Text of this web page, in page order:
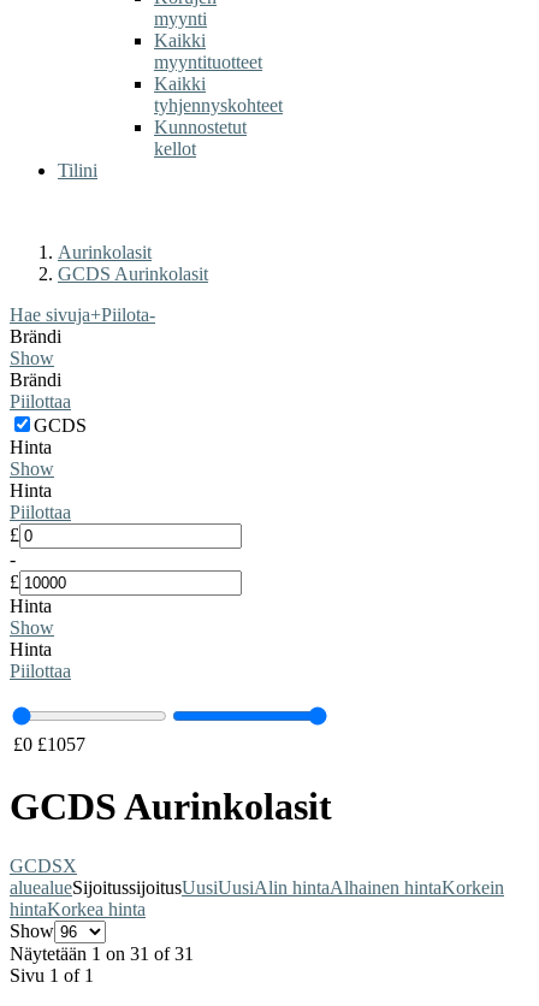
myynti
Kaikki
myyntituotteet
Kaikki
tyhjennyskohteet
Kunnostetut
kellot
Tilini
Aurinkolasit
GCDS Aurinkolasit
Hae sivuja+Piilota-
Brändi
Show
Brändi
Piilottaa
GCDS
Hinta
Show
Hinta
Piilottaa
£
-
£
Hinta
Show
Hinta
Piilottaa
£0 £1057
GCDS Aurinkolasit
GCDSX
aluealueSijoitussijoitusUusiUusiAlin hintaAlhainen hintaKorkein
hintaKorkea hinta
Show
Näytetään 1 on 31 of 31
Sivu 1 of 1